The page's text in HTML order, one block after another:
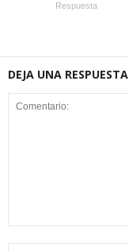
Respuesta
DEJA UNA RESPUESTA